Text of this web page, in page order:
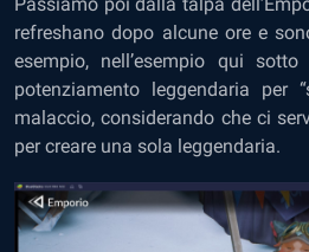
refreshano dopo alcune ore e
esempio, nell’esempio qui
potenziamento leggendaria per
malaccio, considerando che ci
per creare una sola leggendaria.